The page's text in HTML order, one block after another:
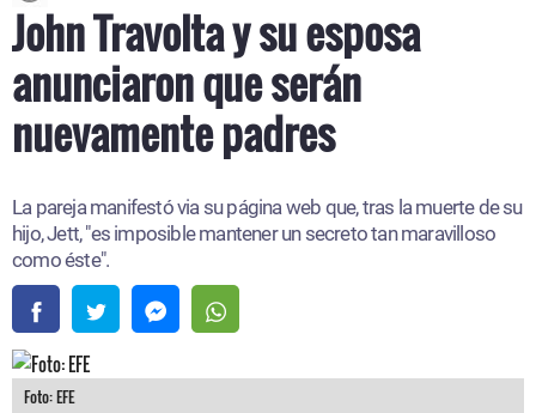
John Travolta y su esposa
anunciaron que serán
nuevamente padres
La pareja manifestó via su página web que, tras la muerte de su
hijo, Jett, "es imposible mantener un secreto tan maravilloso
como éste".
Foto: EFE